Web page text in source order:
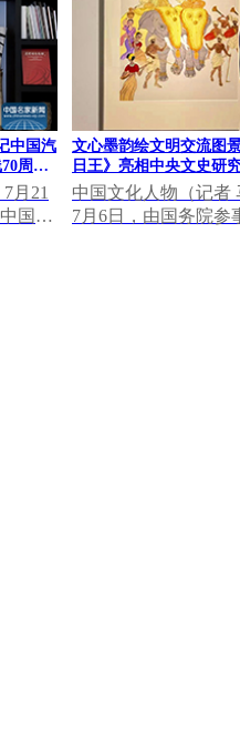
中国汽
周年
月21
国第
文心墨韵绘文明交流图
日王》亮相中央文史研
果展
中国文化人物（记者
7月6日，由国务院参